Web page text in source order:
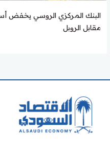
البنك المركزي الروسي يخفض
مقابل الروبل